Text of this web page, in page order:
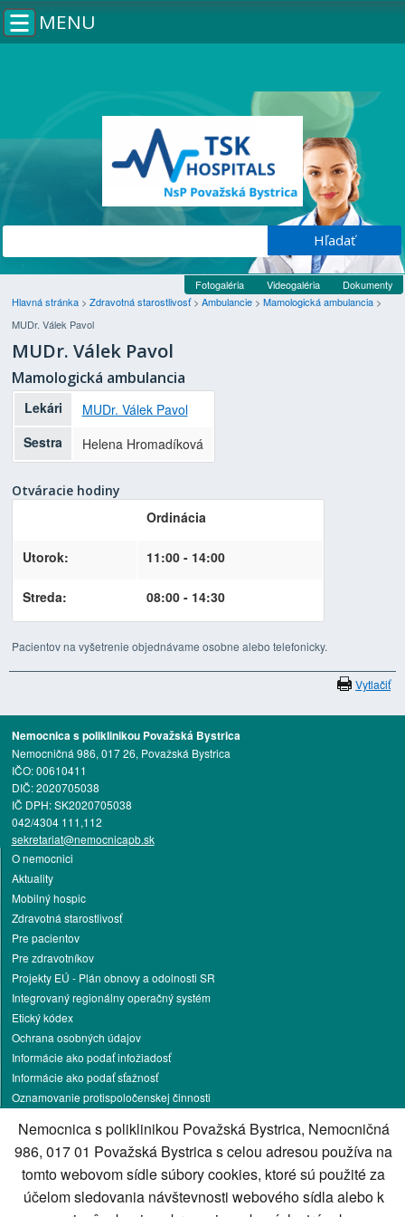
MENU
Fotogaléria Videogaléria
Dokumenty
Hlavná stránka > Zdravotná starostlivosť> Ambulancie > Mamologická ambulancia >
MUDr. Válek Pavol
MUDr. Válek Pavol
Mamologická ambulancia
Lekári
MUDr. Válek Pavol
Sestra
Helena Hromadíková
Otváracie hodiny
Ordinácia
Utorok: 11:00 - 14:00
Streda: 08:00 - 14:30
Pacientov na vyšetrenie objednávame osobne alebo telefonicky.
Vytlačiť
Nemocnica s poliklinikou Považská Bystrica
Nemocničná 986, 017 26, Považská Bystrica
IČO: 00610411
DIČ: 2020705038
IČ DPH: SK2020705038
042/4304 111,112
sekretariat@nemocnicapb.sk
O nemocnici
Aktuality
Mobilný hospic
Zdravotná starostlivosť
Pre pacientov
Pre zdravotníkov
Projekty EÚ - Plán obnovy a odolnosti SR
Integrovaný regionálny operačný systém
Etický kódex
Ochrana osobných údajov
Informácie ako podať infožiadosť
Informácie ako podať sťažnosť
Oznamovanie protispoločenskej činnosti
Podnikateľská činnosť
Darcovstvo krvi
Parkovanie
Energetika
Nemocnica s poliklinikou Považská Bystrica, Nemocničná
986, 017 01 Považská Bystrica s celou adresou používa na
tomto webovom sídle súbory cookies, ktoré sú použité za
účelom sledovania návštevnosti webového sídla alebo k